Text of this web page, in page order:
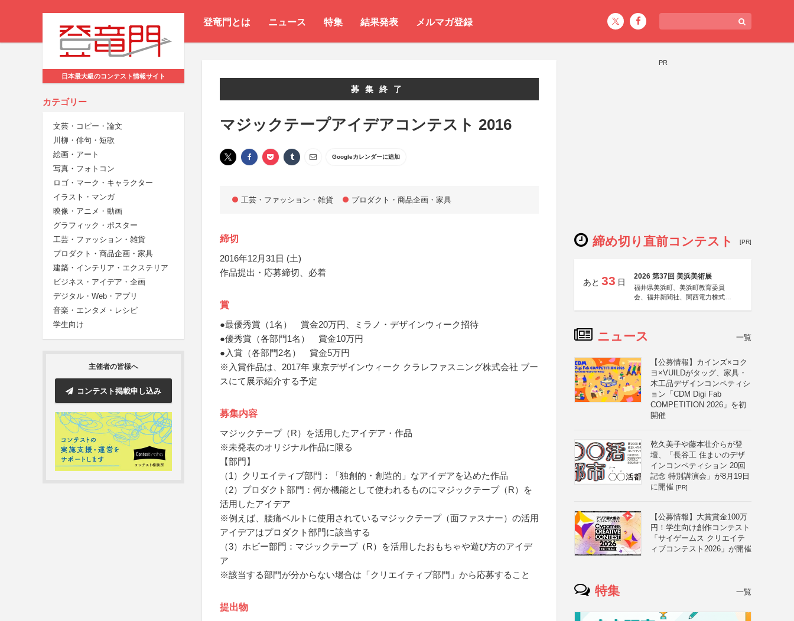
登竜門とは ニュース 特集 結果発表 メルマガ登録
日本最大級のコンテスト情報サイト
カテゴリー
文芸・コピー・論文
川柳・俳句・短歌
絵画・アート
写真・フォトコン
ロゴ・マーク・キャラクター
イラスト・マンガ
映像・アニメ・動画
グラフィック・ポスター
工芸・ファッション・雑貨
プロダクト・商品企画・家具
建築・インテリア・エクステリア
ビジネス・アイデア・企画
デジタル・Web・アプリ
音楽・エンタメ・レシピ
学生向け
主催者の皆様へ
コンテスト掲載申し込み
募集終了
マジックテープアイデアコンテスト 2016
Googleカレンダーに追加
工芸・ファッション・雑貨 プロダクト・商品企画・家具
締切
2016年12月31日 (土)
作品提出・応募締切、必着
賞
●最優秀賞（1名） 賞金20万円、ミラノ・デザインウィーク招待
●優秀賞（各部門1名） 賞金10万円
●入賞（各部門2名） 賞金5万円
※入賞作品は、2017年 東京デザインウィーク クラレファスニング株式会社 ブー
スにて展示紹介する予定
募集内容
マジックテープ（R）を活用したアイデア・作品
※未発表のオリジナル作品に限る
【部門】
（1）クリエイティブ部門：「独創的・創造的」なアイデアを込めた作品
（2）プロダクト部門：何か機能として使われるものにマジックテープ（R）を
活用したアイデア
※例えば、腰痛ベルトに使用されているマジックテープ（面ファスナー）の活用
アイデアはプロダクト部門に該当する
（3）ホビー部門：マジックテープ（R）を活用したおもちゃや遊び方のアイデ
ア
※該当する部門が分からない場合は「クリエイティブ部門」から応募すること
提出物
PR
締め切り直前コンテスト [PR]
あと 33 日
2026 第37回 美浜美術展
福井県美浜町、美浜町教育委員
会、福井新聞社、関西電力株式会
ニュース 一覧
【公募情報】カインズ×コク
ヨ×VUILDがタッグ、家具・
木工品デザインコンペティシ
ョン「CDM Digi Fab
COMPETITION 2026」を初
開催
乾久美子や藤本壮介らが登
壇、「長谷工 住まいのデザ
インコンペティション 20回
記念 特別講演会」が8月19日
に開催 [PR]
【公募情報】大賞賞金100万
円！学生向け創作コンテスト
「サイゲームス クリエイテ
ィブコンテスト2026」が開催
特集 一覧